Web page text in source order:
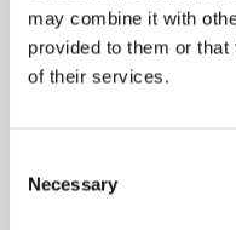
may combine it with
provided to them or
of their services.
Selection
Necessary